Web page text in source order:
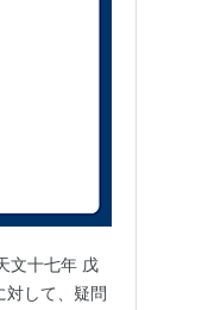
文十七年 戊
対して、疑問